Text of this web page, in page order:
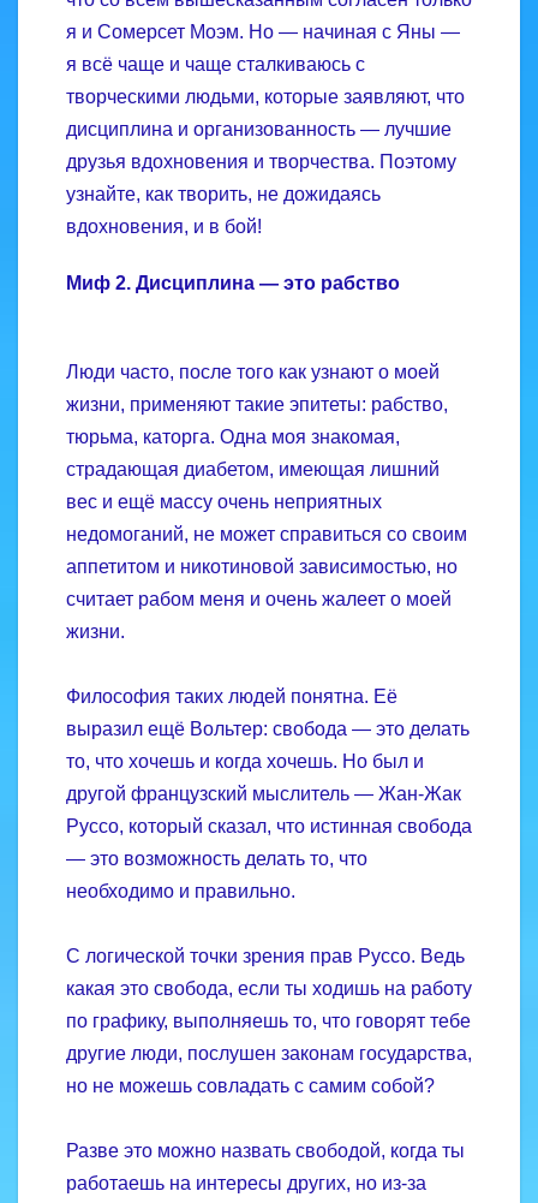
я и Сомерсет Моэм. Но — начиная с Яны —
я всё чаще и чаще сталкиваюсь с
творческими людьми, которые заявляют, что
дисциплина и организованность — лучшие
друзья вдохновения и творчества. Поэтому
узнайте, как творить, не дожидаясь
вдохновения, и в бой!
Миф 2. Дисциплина — это рабство
Люди часто, после того как узнают о моей
жизни, применяют такие эпитеты: рабство,
тюрьма, каторга. Одна моя знакомая,
страдающая диабетом, имеющая лишний
вес и ещё массу очень неприятных
недомоганий, не может справиться со своим
аппетитом и никотиновой зависимостью, но
считает рабом меня и очень жалеет о моей
жизни.
Философия таких людей понятна. Её
выразил ещё Вольтер: свобода — это делать
то, что хочешь и когда хочешь. Но был и
другой французский мыслитель — Жан-Жак
Руссо, который сказал, что истинная свобода
— это возможность делать то, что
необходимо и правильно.
С логической точки зрения прав Руссо. Ведь
какая это свобода, если ты ходишь на работу
по графику, выполняешь то, что говорят тебе
другие люди, послушен законам государства,
но не можешь совладать с самим собой?
Разве это можно назвать свободой, когда ты
работаешь на интересы других, но из-за